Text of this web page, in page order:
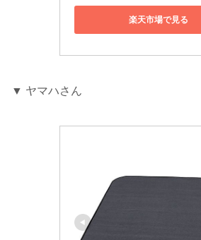
楽天市場で見る
▼ ヤマハさん